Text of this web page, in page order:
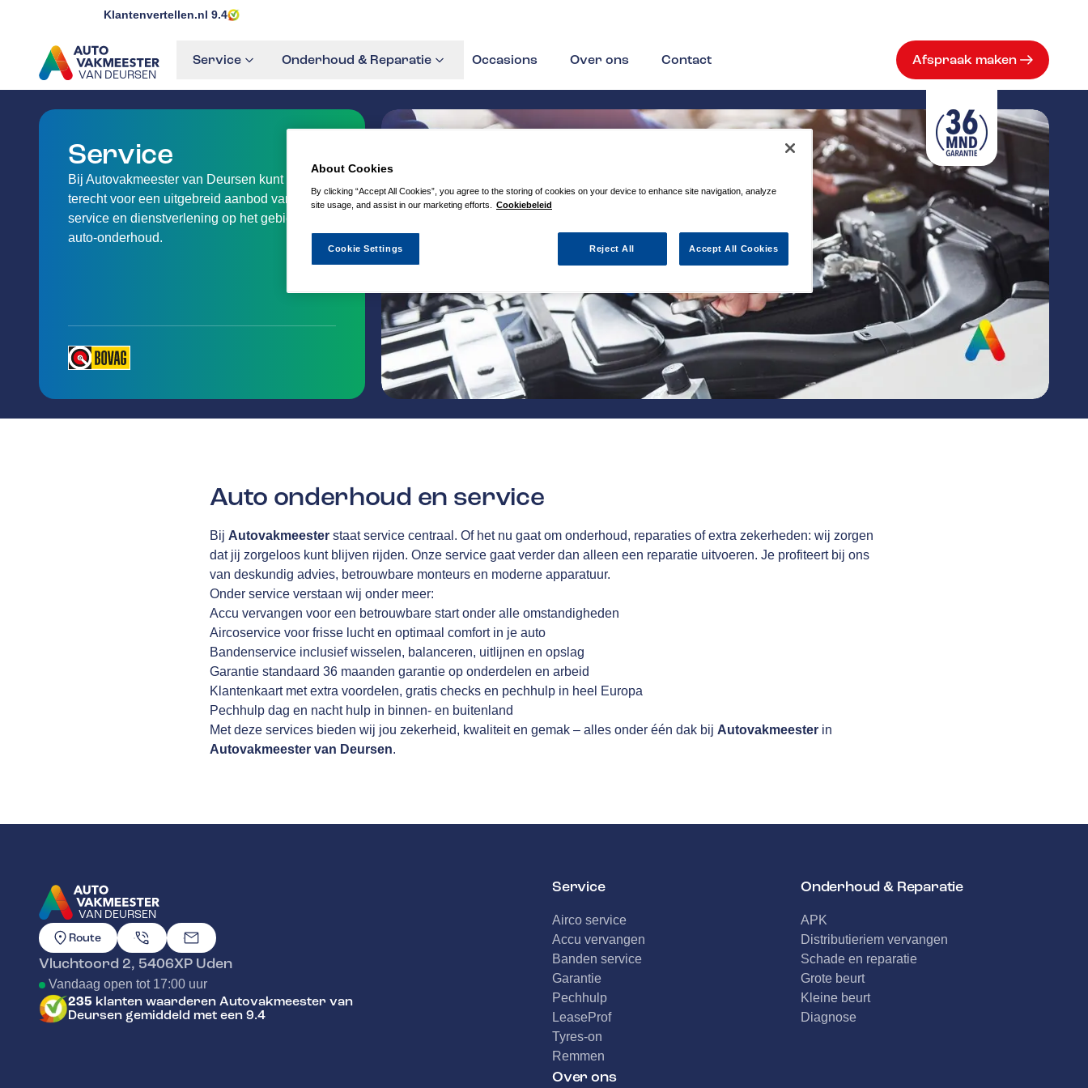
Klantenvertellen.nl 9.4
VAN DEURSEN
GA NAAR DE HOMEPAGINA
Service Onderhoud & Reparatie Occasions Over ons Contact Afspraak maken
Service
Bij Autovakmeester van Deursen kunt u
terecht voor een uitgebreid aanbod van
service en dienstverlening op het gebied van
auto-onderhoud.
Auto onderhoud en service
Bij Autovakmeester staat service centraal. Of het nu gaat om onderhoud, reparaties of extra zekerheden: wij zorgen
dat jij zorgeloos kunt blijven rijden. Onze service gaat verder dan alleen een reparatie uitvoeren. Je profiteert bij ons
van deskundig advies, betrouwbare monteurs en moderne apparatuur.
Onder service verstaan wij onder meer:
Accu vervangen voor een betrouwbare start onder alle omstandigheden
Aircoservice voor frisse lucht en optimaal comfort in je auto
Bandenservice inclusief wisselen, balanceren, uitlijnen en opslag
Garantie standaard 36 maanden garantie op onderdelen en arbeid
Klantenkaart met extra voordelen, gratis checks en pechhulp in heel Europa
Pechhulp dag en nacht hulp in binnen- en buitenland
Met deze services bieden wij jou zekerheid, kwaliteit en gemak – alles onder één dak bij Autovakmeester in
Autovakmeester van Deursen.
VAN DEURSEN
GA NAAR DE HOMEPAGINA
Route
Vluchtoord 2, 5406XP Uden
Vandaag open tot 17:00 uur
235 klanten waarderen Autovakmeester van
Deursen gemiddeld met een 9.4
Service
Airco service
Accu vervangen
Banden service
Garantie
Pechhulp
LeaseProf
Tyres-on
Remmen
Onderhoud & Reparatie
APK
Distributieriem vervangen
Schade en reparatie
Grote beurt
Kleine beurt
Diagnose
Over ons
About Cookies
By clicking “Accept All Cookies”, you agree to the storing of cookies on your device to enhance site navigation, analyze
site usage, and assist in our marketing efforts.
Cookiebeleid
Reject All Accept All Cookies
Cookie Settings